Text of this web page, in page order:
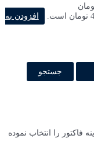
فاکتور را انتخاب نموده
4,416,000 تومان
افزودن به